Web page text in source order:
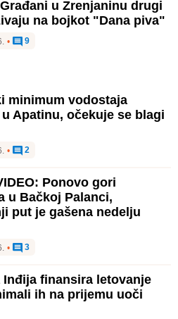
u Zrenjaninu drugi
na bojkot "Dana piva"
• 9
minimum vodostaja
u Apatinu, očekuje se blagi
• 2
Ponovo gori
u Bačkoj Palanci,
put je gašena nedelju
• 3
Inđija finansira letovanje
ih na prijemu uoči